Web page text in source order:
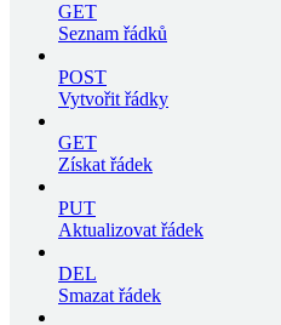
GET
Seznam řádků
POST
Vytvořit řádky
GET
Získat řádek
PUT
Aktualizovat řádek
DEL
Smazat řádek